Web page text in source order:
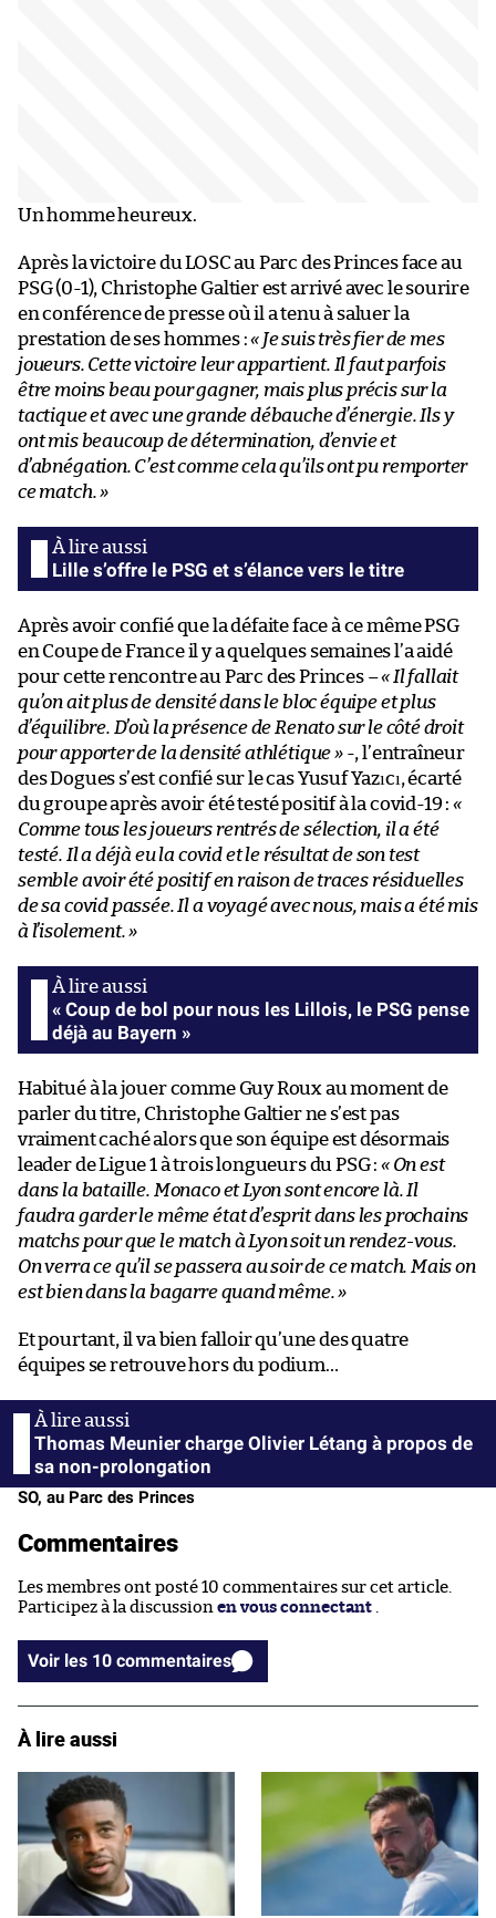
Un homme heureux.
Après la victoire du LOSC au Parc des Princes face au
PSG (0-1), Christophe Galtier est arrivé avec le sourire
en conférence de presse où il a tenu à saluer la
prestation de ses hommes :« Je suis très fier de mes
joueurs. Cette victoire leur appartient. Il faut parfois
être moins beau pour gagner, mais plus précis sur la
tactique et avec une grande débauche d’énergie. Ils y
ont mis beaucoup de détermination, d’envie et
d’abnégation. C’est comme cela qu’ils ont pu remporter
ce match. »
Lille s’offre le PSG et s’élance vers le titre
Après avoir confié que la défaite face à ce même PSG
en Coupe de France il y a quelques semaines l’a aidé
pour cette rencontre au Parc des Princes –« Il fallait
qu’on ait plus de densité dans le bloc équipe et plus
d’équilibre. D’où la présence de Renato sur le côté droit
pour apporter de la densité athlétique »-, l’entraîneur
des Dogues s’est confié sur le cas Yusuf Yazıcı, écarté
du groupe après avoir été testé positif à la covid-19 : «
Comme tous les joueurs rentrés de sélection, il a été
testé. Il a déjà eu la covid et le résultat de son test
semble avoir été positif en raison de traces résiduelles
de sa covid passée. Il a voyagé avec nous, mais a été mis
à l’isolement. »
« Coup de bol pour nous les Lillois, le PSG pense
déjà au Bayern »
Habitué à la jouer comme Guy Roux au moment de
parler du titre, Christophe Galtier ne s’est pas
vraiment caché alors que son équipe est désormais
leader de Ligue 1 à trois longueurs du PSG : « On est
dans la bataille. Monaco et Lyon sont encore là. Il
faudra garder le même état d’esprit dans les prochains
matchs pour que le match à Lyon soit un rendez-vous.
On verra ce qu’il se passera au soir de ce match. Mais on
est bien dans la bagarre quand même. »
Et pourtant, il va bien falloir qu’une des quatre
équipes se retrouve hors du podium…
Thomas Meunier charge Olivier Létang à propos de
sa non-prolongation
SO, au Parc des Princes
Commentaires
Les membres ont posté 10 commentaires sur cet article.
Participez à la discussion en vous connectant
Voir les 10 commentaires
À lire aussi